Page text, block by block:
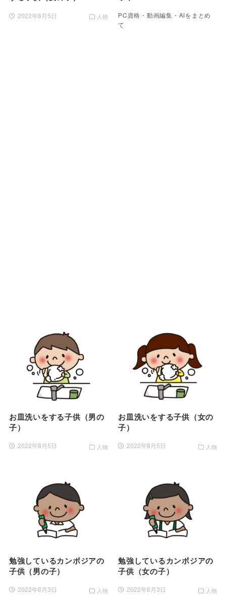
2022年8月5日 人物
PC資格・動画編集・AIをまとめ
て
お皿洗いをする子供（男の
子）
2022年8月5日 人物
お皿洗いをする子供（女の
子）
2022年8月5日 人物
勉強しているカンボジアの
子供（男の子）
2022年8月3日 人物
勉強しているカンボジアの
子供（女の子）
2022年8月3日 人物